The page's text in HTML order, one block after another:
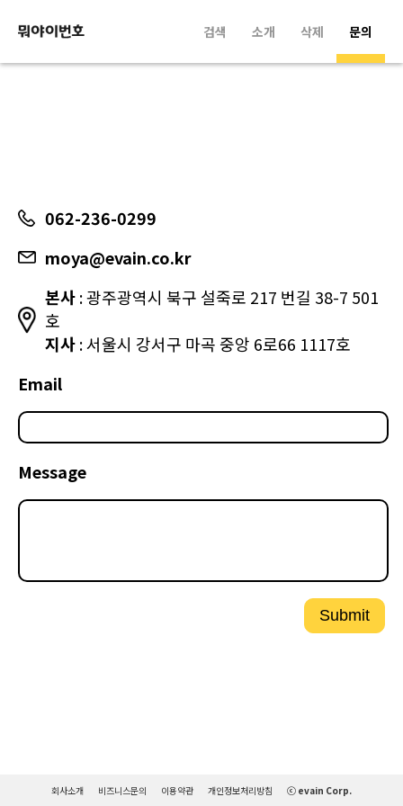
검색 소개 삭제 문의
062-236-0299
moya@evain.co.kr
본사: 광주광역시 북구 설죽로 217 번길 38-7 501
호
지사: 서울시 강서구 마곡 중앙 6로66 1117호
Email
Message
Submit
회사소개 비즈니스문의 이용약관 개인정보처리방침 ⓒ evain Corp.